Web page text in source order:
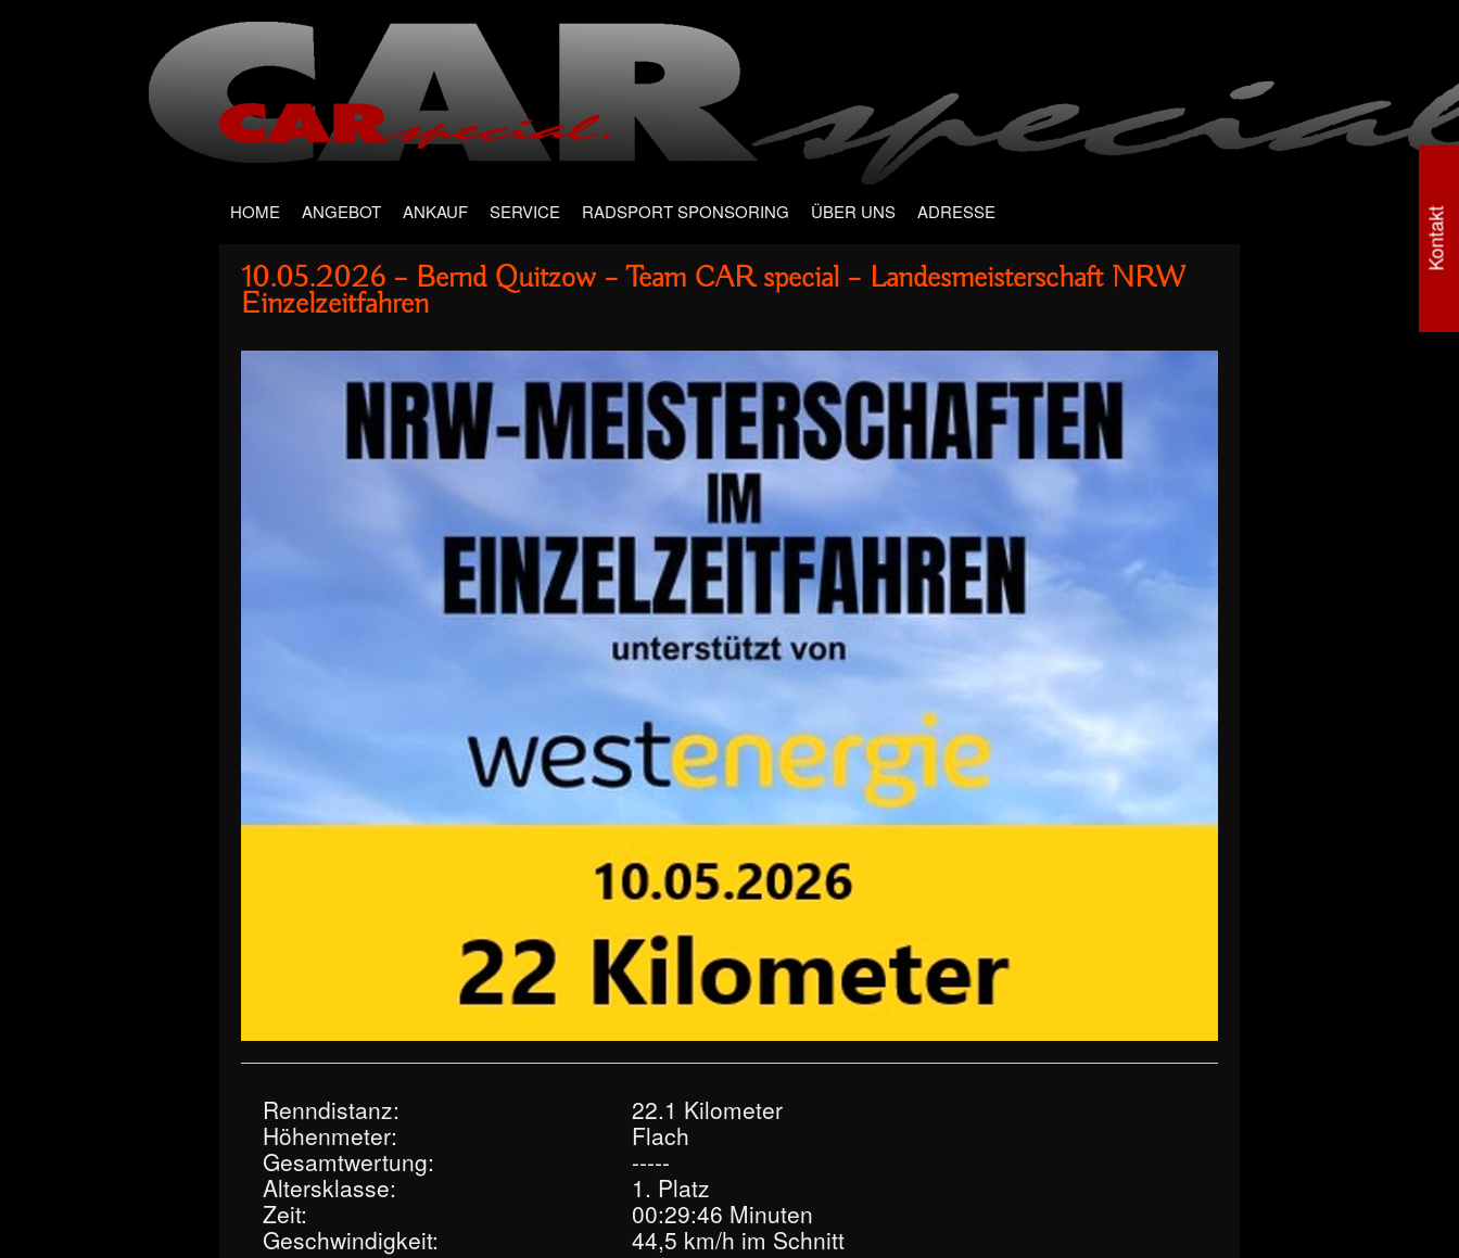
content
HOME ANGEBOT ANKAUF SERVICE RADSPORT SPONSORING ÜBER UNS ADRESSE
10.05.2026 – Bernd Quitzow – Team CAR special – Landesmeisterschaft NRW
Einzelzeitfahren
Renndistanz:
Höhenmeter:
Gesamtwertung:
Altersklasse:
Zeit:
Geschwindigkeit:
22.1 Kilometer
Flach
-----
1. Platz
00:29:46 Minuten
44,5 km/h im Schnitt
Kontakt